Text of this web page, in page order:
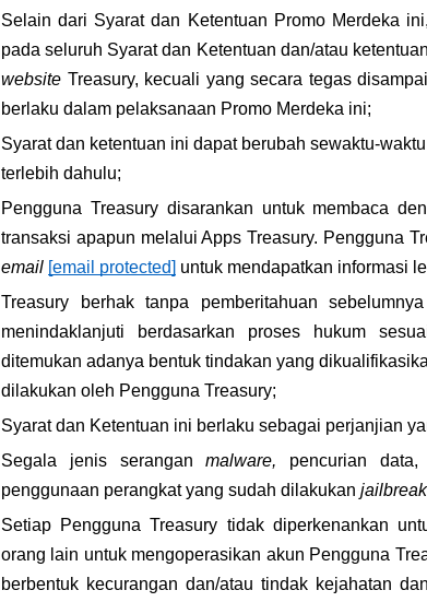
Selain dari Syarat dan Ketentuan Promo Merdeka
website Treasury, kecuali yang secara tegas
berlaku dalam pelaksanaan Promo Merdeka ini;
Syarat dan ketentuan ini dapat berubah sewaktu-
terlebih dahulu;
Pengguna Treasury disarankan untuk membaca
transaksi apapun melalui Apps Treasury. Pengguna
email [email protected] untuk mendapatkan informasi
Treasury berhak tanpa pemberitahuan
menindaklanjuti berdasarkan proses hukum
ditemukan adanya bentuk tindakan yang
dilakukan oleh Pengguna Treasury;
Syarat dan Ketentuan ini berlaku sebagai perjanjian
Segala jenis serangan malware, pencurian
penggunaan perangkat yang sudah dilakukan jailbreak
Setiap Pengguna Treasury tidak diperkenankan
orang lain untuk mengoperasikan akun Pengguna
berbentuk kecurangan dan/atau tindak kejahatan